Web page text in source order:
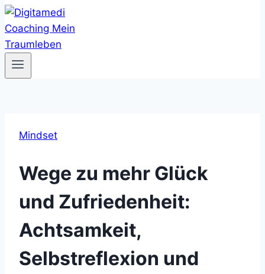
Mindset
Wege zu mehr Glück
und Zufriedenheit:
Achtsamkeit,
Selbstreflexion und